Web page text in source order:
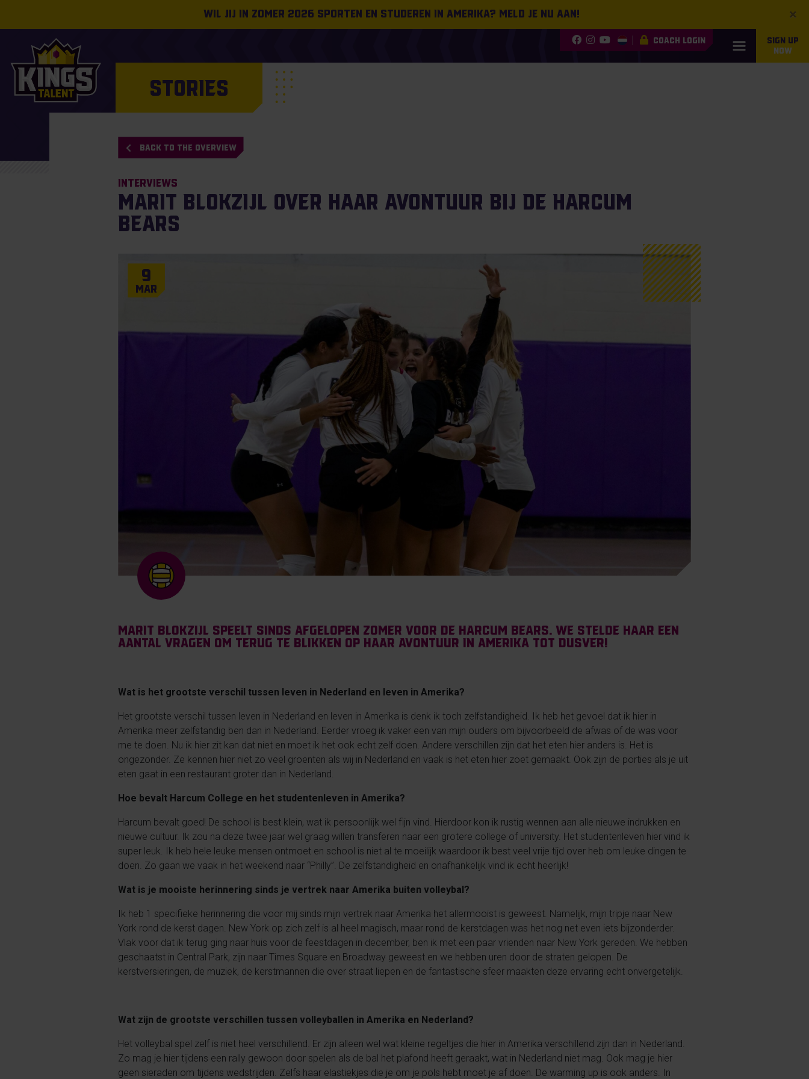
×
Wil jij in zomer 2026 sporten en studeren in Amerika? Meld je nu aan!
COACH LOGIN
SIGN UP
NOW
STORIES
BACK TO THE OVERVIEW
Interviews
Marit Blokzijl over haar avontuur bij de Harcum
Bears
9
Mar
Marit Blokzijl speelt sinds afgelopen zomer voor de Harcum Bears. We stelde haar een
aantal vragen om terug te blikken op haar avontuur in Amerika tot dusver!
Wat is het grootste verschil tussen leven in Nederland en leven in Amerika?
Het grootste verschil tussen leven in Nederland en leven in Amerika is denk ik toch zelfstandigheid. Ik heb het gevoel dat ik hier in
Amerika meer zelfstandig ben dan in Nederland. Eerder vroeg ik vaker een van mijn ouders om bijvoorbeeld de afwas of de was voor
me te doen. Nu ik hier zit kan dat niet en moet ik het ook echt zelf doen. Andere verschillen zijn dat het eten hier anders is. Het is
ongezonder. Ze kennen hier niet zo veel groenten als wij in Nederland en vaak is het eten hier zoet gemaakt. Ook zijn de porties als je uit
eten gaat in een restaurant groter dan in Nederland.
Hoe bevalt Harcum College en het studentenleven in Amerika?
Harcum bevalt goed! De school is best klein, wat ik persoonlijk wel fijn vind. Hierdoor kon ik rustig wennen aan alle nieuwe indrukken en
nieuwe cultuur. Ik zou na deze twee jaar wel graag willen transferen naar een grotere college of university. Het studentenleven hier vind ik
super leuk. Ik heb hele leuke mensen ontmoet en school is niet al te moeilijk waardoor ik best veel vrije tijd over heb om leuke dingen te
doen. Zo gaan we vaak in het weekend naar “Philly”. De zelfstandigheid en onafhankelijk vind ik echt heerlijk!
Wat is je mooiste herinnering sinds je vertrek naar Amerika buiten volleybal?
Ik heb 1 specifieke herinnering die voor mij sinds mijn vertrek naar Amerika het allermooist is geweest. Namelijk, mijn tripje naar New
York rond de kerst dagen. New York op zich zelf is al heel magisch, maar rond de kerstdagen was het nog net even iets bijzonderder.
Vlak voor dat ik terug ging naar huis voor de feestdagen in december, ben ik met een paar vrienden naar New York gereden. We hebben
geschaatst in Central Park, zijn naar Times Square en Broadway geweest en we hebben uren door de straten gelopen. De
kerstversieringen, de muziek, de kerstmannen die over straat liepen en de fantastische sfeer maakten deze ervaring echt onvergetelijk.
Wat zijn de grootste verschillen tussen volleyballen in Amerika en Nederland?
Het volleybal spel zelf is niet heel verschillend. Er zijn alleen wel wat kleine regeltjes die hier in Amerika verschillend zijn dan in Nederland.
Zo mag je hier tijdens een rally gewoon door spelen als de bal het plafond heeft geraakt, wat in Nederland niet mag. Ook mag je hier
geen sieraden om tijdens wedstrijden. Zelfs haar elastiekjes die je om je pols hebt moet je af doen. De warming up is ook anders. In